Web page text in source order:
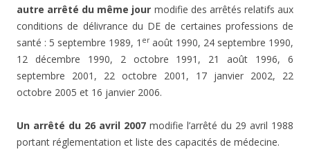
autre arrêté du même jour modifie des arrêtés relatifs aux
conditions de délivrance du DE de certaines professions de
santé : 5 septembre 1989, 1 eraoût 1990, 24 septembre 1990,
12 décembre 1990, 2 octobre 1991, 21 août 1996, 6
septembre 2001, 22 octobre 2001, 17 janvier 2002, 22
octobre 2005 et 16 janvier 2006.
Un arrêté du 26 avril 2007 modifie l’arrêté du 29 avril 1988
portant réglementation et liste des capacités de médecine.